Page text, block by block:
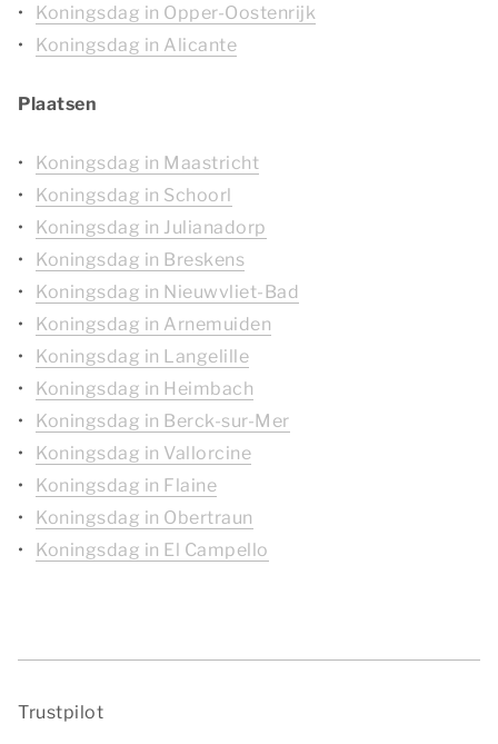
Koningsdag in Opper-Oostenrijk
Koningsdag in Alicante
Plaatsen
Koningsdag in Maastricht
Koningsdag in Schoorl
Koningsdag in Julianadorp
Koningsdag in Breskens
Koningsdag in Nieuwvliet-Bad
Koningsdag in Arnemuiden
Koningsdag in Langelille
Koningsdag in Heimbach
Koningsdag in Berck-sur-Mer
Koningsdag in Vallorcine
Koningsdag in Flaine
Koningsdag in Obertraun
Koningsdag in El Campello
Trustpilot